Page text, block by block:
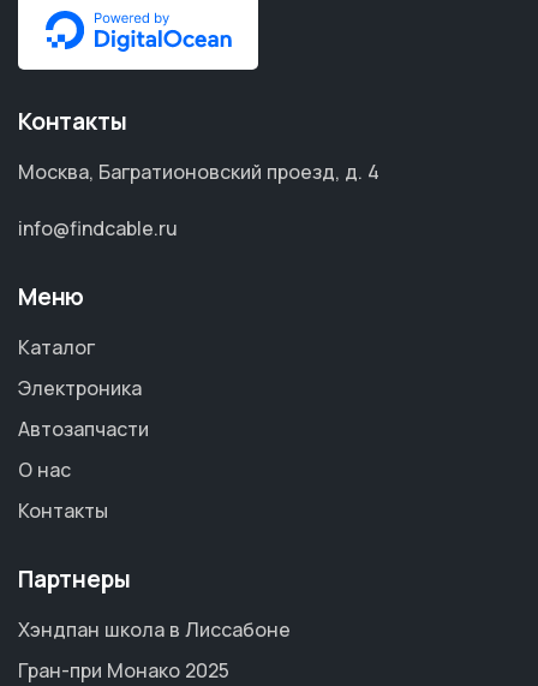
Контакты
Москва, Багратионовский проезд, д. 4
info@findcable.ru
Меню
Каталог
Электроника
Автозапчасти
О нас
Контакты
Партнеры
Хэндпан школа в Лиссабоне
Гран-при Монако 2025